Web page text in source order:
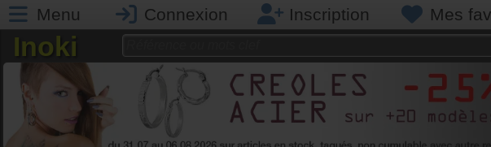
Menu Connexion Inscription Mes
Inoki